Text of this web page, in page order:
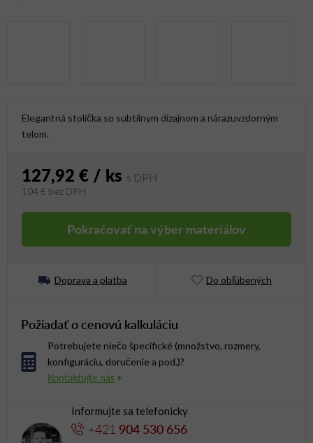
Elegantná stolička so subtílnym dizajnom a nárazuvzdorným
telom.
127,92 € / ks
104 € bez DPH
Pokračovať na výber materiálov
Doprava a platba Do obľúbených
Požiadať o cenovú kalkuláciu
Potrebujete niečo špecifické (množstvo, rozmery,
konfiguráciu, doručenie a pod.)?
Informujte sa telefonicky
+421 904 530 656